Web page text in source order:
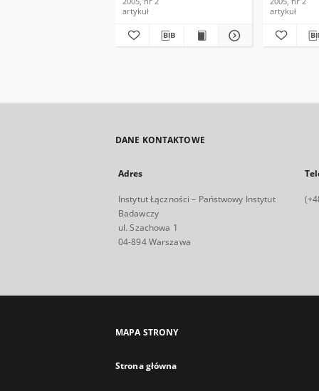
artykuł
artykuł
DANE KONTAKTOWE
Adres
Instytut Łączności – Państwowy Instytut
Badawczy
ul. Szachowa 1
04-894 Warszawa
MAPA STRONY
Strona główna